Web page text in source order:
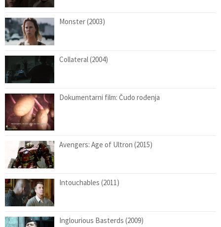
Monster (2003)
Collateral (2004)
Dokumentarni film: Čudo rođenja
Avengers: Age of Ultron (2015)
Intouchables (2011)
Inglourious Basterds (2009)